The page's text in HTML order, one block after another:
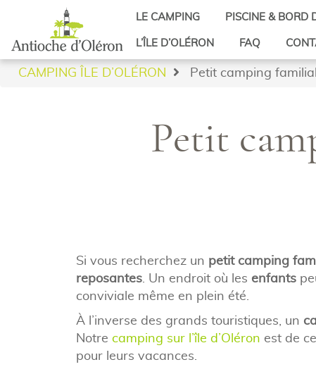
LE CAMPING
Accessibilité PMR
Vidéo
PISCINE & BORD
Piscine
Bord de mer
Accès plage
L’ÎLE D’OLÉRON
Saint-Denis d’Oléron
Saint-Trojan-les-Bains
FAQ
CAMPING ÎLE D’OLÉRON Petit camping familial
Petit
Si vous recherchez un petit camping
reposantes. Un endroit où les enfants
conviviale même en plein été.
À l’inverse des grands touristiques, un
Notre camping sur l’île d’Oléron est de
pour leurs vacances.